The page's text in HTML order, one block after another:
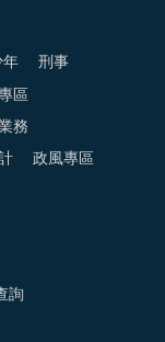
年 刑事
區
務
政風專區
詢